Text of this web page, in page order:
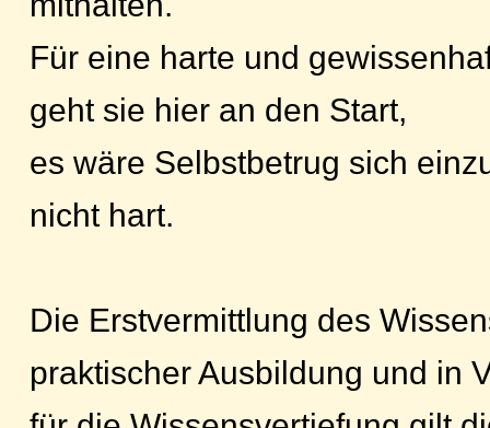
Für eine harte und
geht sie hier an den Start,
es wäre Selbstbetrug sich
nicht hart.
Die Erstvermittlung des
praktischer Ausbildung und in